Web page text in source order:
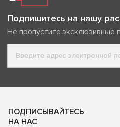
Подпишитесь на нашу
Не пропустите эксклюзивные
ПОДПИСЫВАЙТЕСЬ
НА НАС